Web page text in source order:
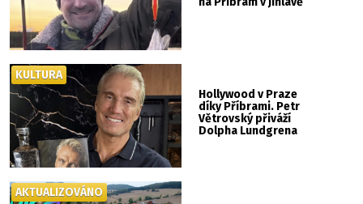
Hollywood v Praze
díky Příbrami. Petr
Větrovský přiváží
Dolpha Lundgrena
KULTURA
AKTUALIZOVÁNO